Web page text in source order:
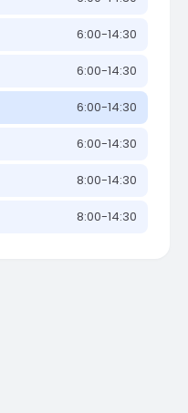
6:00-14:30
6:00-14:30
6:00-14:30
6:00-14:30
8:00-14:30
8:00-14:30